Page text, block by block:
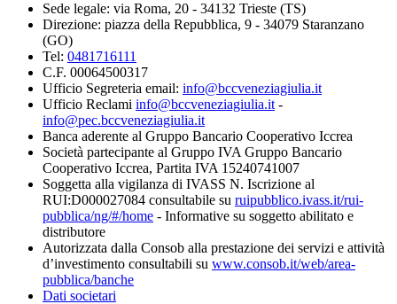
Sede legale: via Roma, 20 - 34132 Trieste (TS)
Direzione: piazza della Repubblica, 9 - 34079 Staranzano
(GO)
Tel: 0481716111
C.F. 00064500317
Ufficio Segreteria email: info@bccveneziagiulia.it
Ufficio Reclami info@bccveneziagiulia.it -
info@pec.bccveneziagiulia.it
Banca aderente al Gruppo Bancario Cooperativo Iccrea
Società partecipante al Gruppo IVA Gruppo Bancario
Cooperativo Iccrea, Partita IVA 15240741007
Soggetta alla vigilanza di IVASS N. Iscrizione al
RUI:D000027084 consultabile su ruipubblico.ivass.it/rui-
pubblica/ng/#/home - Informative su soggetto abilitato e
distributore
Autorizzata dalla Consob alla prestazione dei servizi e attività
d’investimento consultabili su www.consob.it/web/area-
pubblica/banche
Dati societari